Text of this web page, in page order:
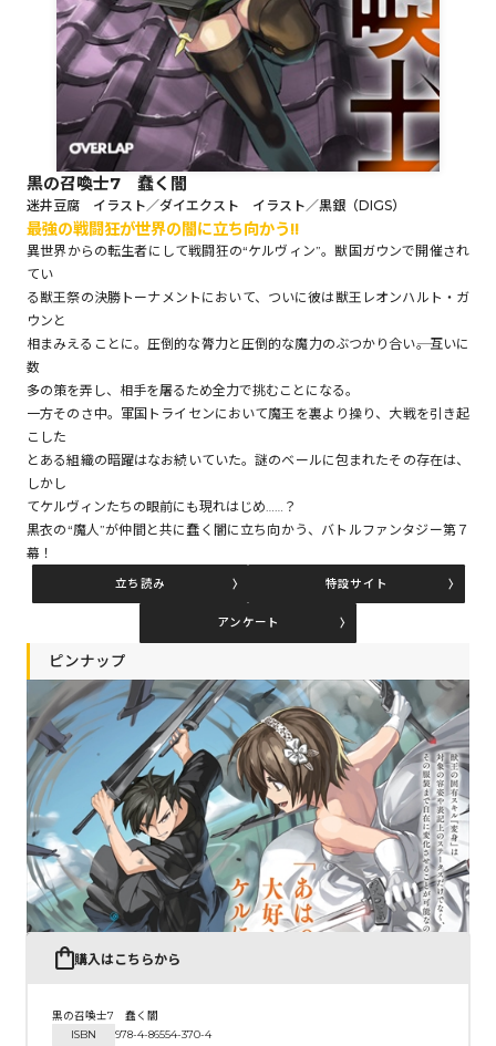
ロサージュノベルス
コミックガルド
コミッククリエ
コミックエッセイ
閉じる
黒の召喚士7 蠢く闇
迷井豆腐 イラスト／ダイエクスト イラスト／黒銀（DIGS）
最強の戦闘狂が世界の闇に立ち向かう!!
異世界からの転生者にして戦闘狂の“ケルヴィン”。獣国ガウンで開催され
てい
る獣王祭の決勝トーナメントにおいて、ついに彼は獣王レオンハルト・ガ
ウンと
相まみえることに。圧倒的な膂力と圧倒的な魔力のぶつかり合い――。互いに
数
多の策を弄し、相手を屠るため全力で挑むことになる。
一方そのさ中。軍国トライセンにおいて魔王を裏より操り、大戦を引き起
こした
とある組織の暗躍はなお続いていた。謎のベールに包まれたその存在は、
しかし
てケルヴィンたちの眼前にも現れはじめ……？
黒衣の“魔人”が仲間と共に蠢く闇に立ち向かう、バトルファンタジー第７
幕！
立ち読み 特設サイト
アンケート
ピンナップ
購入はこちらから
黒の召喚士7 蠢く闇
ISBN
978-4-86554-370-4